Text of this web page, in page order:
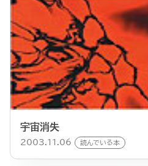
宇宙消失
2003.11.06 読んでいる本